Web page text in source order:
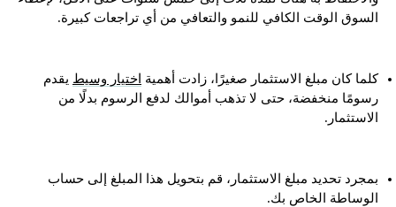
السوق الوقت الكافي للنمو والتعافي من أي تراجعات كبيرة.
كلما كان مبلغ الاستثمار صغيرًا، زادت أهمية اختيار وسيط يقدم
رسومًا منخفضة، حتى لا تذهب أموالك لدفع الرسوم بدلًا من
الاستثمار.
بمجرد تحديد مبلغ الاستثمار، قم بتحويل هذا المبلغ إلى حساب
الوساطة الخاص بك.